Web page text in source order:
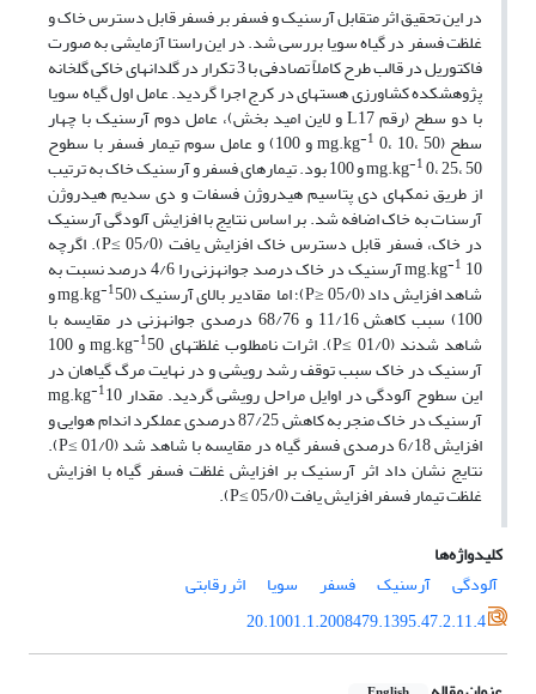
در این تحقیق اثر متقابل آرسنیک و فسفر بر فسفر قابل دسترس خاک و
غلظت فسفر در گیاه سویا بررسی شد. در این راستا آزمایشی به صورت
فاکتوریل در قالب طرح کاملاً تصادفی با 3 تکرار در گلدان­های خاکی گلخانه
پژوهشکده کشاورزی هسته­ای در کرج اجرا گردید. عامل اول گیاه سویا
با دو سطح (رقم L17 و لاین امید بخش)، عامل دوم آرسنیک با چهار
سطح (mg.kg -1 0، 10، 50 و 100) و عامل سوم تیمار فسفر با سطوح
mg.kg-1 0، 25، 50 و 100 بود. تیمارهای فسفر و آرسنیک خاک به ترتیب
از طریق نمک­های دی پتاسیم هیدروژن فسفات و دی سدیم هیدروژن
آرسنات به خاک اضافه شد. بر اساس نتایج با افزایش آلودگی آرسنیک
در خاک، فسفر قابل دسترس خاک افزایش یافت (05/0 ≥P). اگرچه
mg.kg-1 10 آرسنیک در خاک درصد جوانه­زنی را 4/6 درصد نسبت به
شاهد افزایش داد (05/0 ≤P)؛ اما مقادیر بالای آرسنیک (mg.kg -1 50 و
100) سبب کاهش 11/16 و 68/76 درصدی جوانه­زنی در مقایسه با
شاهد شدند (01/0 ≥P). اثرات نامطلوب غلظت­های mg.kg -1 50 و 100
آرسنیک در خاک سبب توقف رشد رویشی و در نهایت مرگ گیاهان در
این سطوح آلودگی در اوایل مراحل رویشی گردید. مقدار mg.kg -110
آرسنیک در خاک منجر به کاهش 87/25 درصدی عملکرد اندام هوایی و
افزایش 6/18 درصدی فسفر گیاه در مقایسه با شاهد شد (01/0 ≥P).
نتایج نشان داد اثر آرسنیک بر افزایش غلظت فسفر گیاه با افزایش
غلظت تیمار فسفر افزایش یافت (05/0 ≥P).
کلیدواژه‌ها
آلودگی
آرسنیک فسفر سویا
اثر رقابتی
20.1001.1.2008479.1395.47.2.11.4